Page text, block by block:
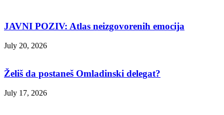
JAVNI POZIV: Atlas neizgovorenih emocija
July 20, 2026
Želiš da postaneš Omladinski delegat?
July 17, 2026